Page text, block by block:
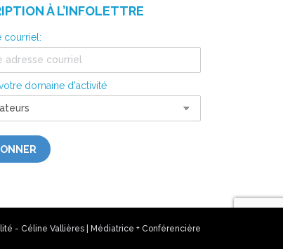
À L’INFOLETTRE
courriel:
domaine d'activité
- Céline Vallières | Médiatrice + Conférencière